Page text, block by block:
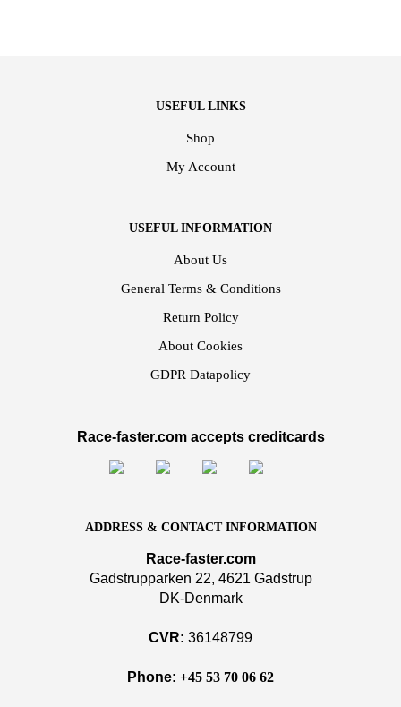
USEFUL LINKS
Shop
My Account
USEFUL INFORMATION
About Us
General Terms & Conditions
Return Policy
About Cookies
GDPR Datapolicy
Race-faster.com accepts creditcards
ADDRESS & CONTACT INFORMATION
Race-faster.com
Gadstrupparken 22, 4621 Gadstrup
DK-Denmark
CVR: 36148799
Phone: +45 53 70 06 62